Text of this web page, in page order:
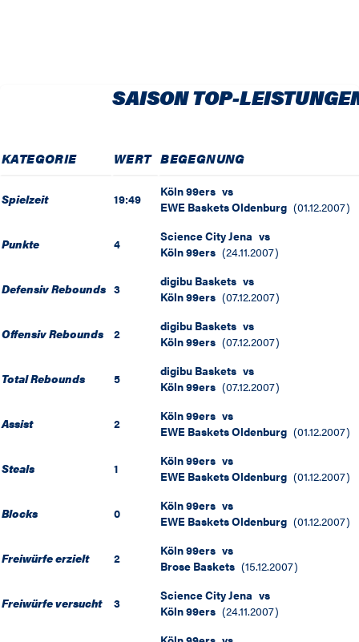
SAISON TOP-
KATEGORIE WERT BEGEGNUNG
Spielzeit 19:49 Köln 99ers vs
EWE Baskets Oldenburg (01.12.2007)
Punkte 4 Science City Jena vs
Köln 99ers (24.11.2007)
Defensiv Rebounds 3 digibu Baskets vs
Köln 99ers (07.12.2007)
Offensiv Rebounds 2 digibu Baskets vs
Köln 99ers (07.12.2007)
Total Rebounds 5 digibu Baskets vs
Köln 99ers (07.12.2007)
Assist 2 Köln 99ers vs
EWE Baskets Oldenburg (01.12.2007)
Steals 1 Köln 99ers vs
EWE Baskets Oldenburg (01.12.2007)
Blocks 0 Köln 99ers vs
EWE Baskets Oldenburg (01.12.2007)
Freiwürfe erzielt 2 Köln 99ers vs
Brose Baskets (15.12.2007)
Freiwürfe versucht 3 Science City Jena vs
Köln 99ers (24.11.2007)